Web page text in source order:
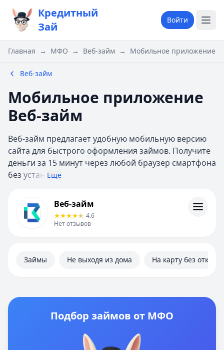
Кредитный
Зай
Войти
Главная → МФО → Веб-займ → Мобильное приложение
Веб-займ
Мобильное приложение
Веб-займ
Веб-займ предлагает удобную мобильную версию
сайта для быстрого оформления займов. Получите
деньги за 15 минут через любой браузер смартфона
без устан Еще
ИнформацияВеб-займ
4.6
Нет отзывов
Займы Не выходя из дома На карту без отказа
Подбор займов от МФО